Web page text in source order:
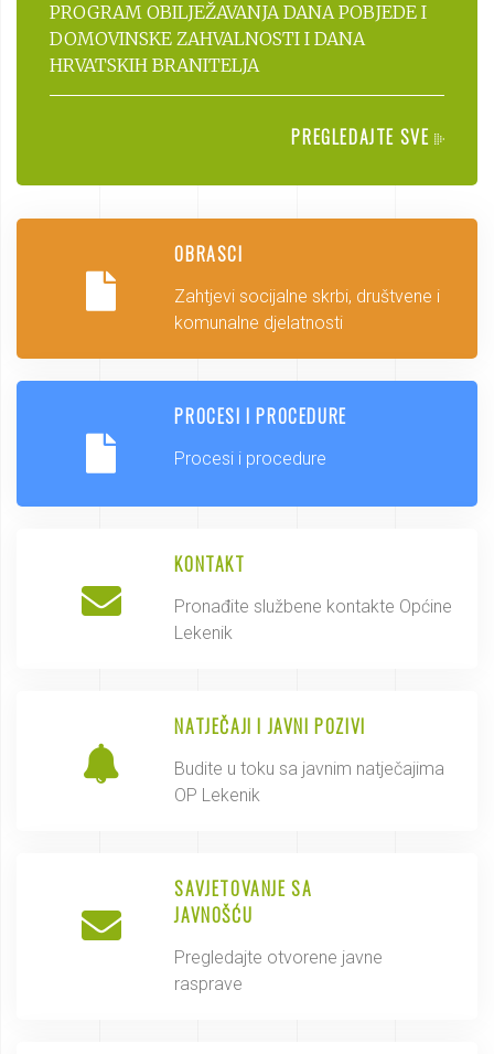
PROGRAM OBILJEŽAVANJA DANA POBJEDE I
DOMOVINSKE ZAHVALNOSTI I DANA
HRVATSKIH BRANITELJA
PREGLEDAJTE SVE
OBRASCI
Zahtjevi socijalne skrbi, društvene i
komunalne djelatnosti
PROCESI I PROCEDURE
Procesi i procedure
KONTAKT
Pronađite službene kontakte Općine
Lekenik
NATJEČAJI I JAVNI POZIVI
Budite u toku sa javnim natječajima
OP Lekenik
SAVJETOVANJE SA
JAVNOŠĆU
Pregledajte otvorene javne
rasprave